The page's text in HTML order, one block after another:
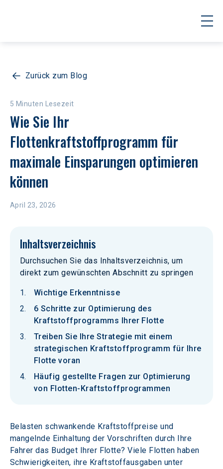
Zurück zum Blog
5 Minuten Lesezeit
Wie Sie Ihr
Flottenkraftstoffprogramm für
maximale Einsparungen optimieren
können
April 23, 2026
Inhaltsverzeichnis
Durchsuchen Sie das Inhaltsverzeichnis, um
direkt zum gewünschten Abschnitt zu springen
Wichtige Erkenntnisse
6 Schritte zur Optimierung des
Kraftstoffprogramms Ihrer Flotte
Treiben Sie Ihre Strategie mit einem
strategischen Kraftstoffprogramm für Ihre
Flotte voran
Häufig gestellte Fragen zur Optimierung
von Flotten-Kraftstoffprogrammen
Belasten schwankende Kraftstoffpreise und
mangelnde Einhaltung der Vorschriften durch Ihre
Fahrer das Budget Ihrer Flotte? Viele Flotten haben
Schwierigkeiten, ihre Kraftstoffausgaben unter